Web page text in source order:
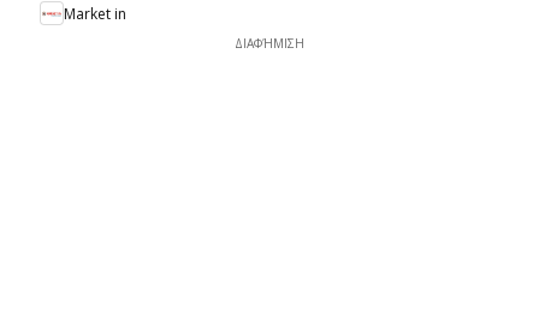
Market in
ΔΙΑΦΉΜΙΣΗ